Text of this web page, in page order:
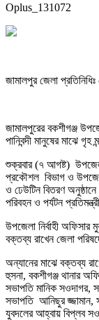
Oplus_131072
জামালপুর জেলা
জামালপুরের বকশীগঞ্জ
পানিবন্দী মানুষের মাঝে
শুক্রবার (৭ আগষ্ট)
প্রকৌশল বিভাগ ও
ও ঢেউটিন বিতরণ
পরিবহন ও পর্যটন
উপজেলা নির্বাহী অফিসার
বক্তব্য রাখেন জেলা
অন্যানের মাঝে বক্তব্য
হুসনা, বকশীগঞ্জ থানার
সভাপতি মানিক সওদাগর,
সভাপতি আনিছুর জ্জামান,
যুবদলের আহ্বায় বিপ্লব